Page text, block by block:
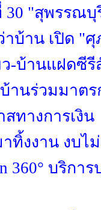
"สุพรรณบุ
บ้าน เปิด "
-บ้านแฝดซีรี
านร่วมมาต
ทางการเงิน
ทิ้งงาน งบไ
360° บริกา